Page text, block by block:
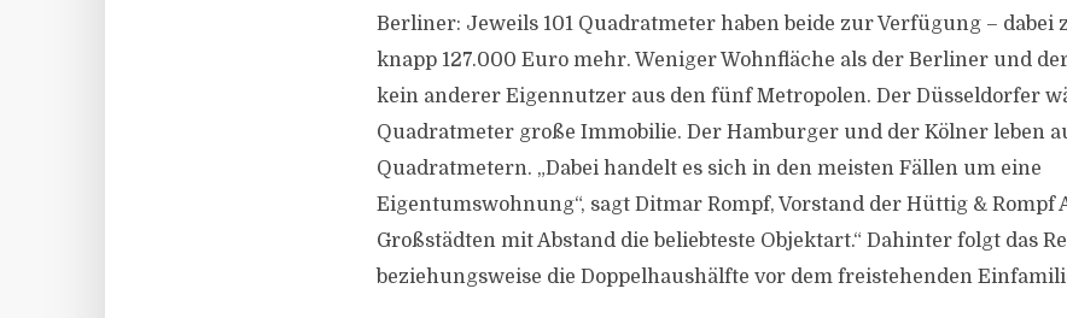
Berliner: Jeweils 101 Quadratmeter haben beide zur Verfügung – dabei
knapp 127.000 Euro mehr. Weniger Wohnfläche als der Berliner und
kein anderer Eigennutzer aus den fünf Metropolen. Der Düsseldorfer
Quadratmeter große Immobilie. Der Hamburger und der Kölner leben
Quadratmetern. „Dabei handelt es sich in den meisten Fällen um eine
Eigentumswohnung“, sagt Ditmar Rompf, Vorstand der Hüttig & Rompf
Großstädten mit Abstand die beliebteste Objektart.“ Dahinter folgt das
beziehungsweise die Doppelhaushälfte vor dem freistehenden